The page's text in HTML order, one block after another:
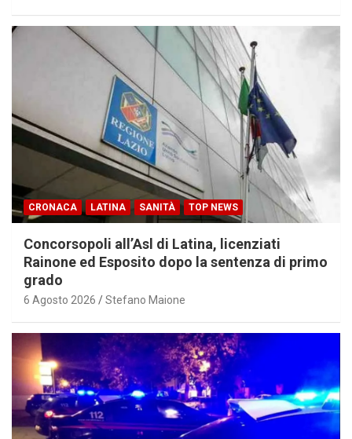
CRONACA LATINA SANITÀ TOP NEWS
Concorsopoli all’Asl di Latina, licenziati
Rainone ed Esposito dopo la sentenza di primo
grado
6 Agosto 2026 Stefano Maione